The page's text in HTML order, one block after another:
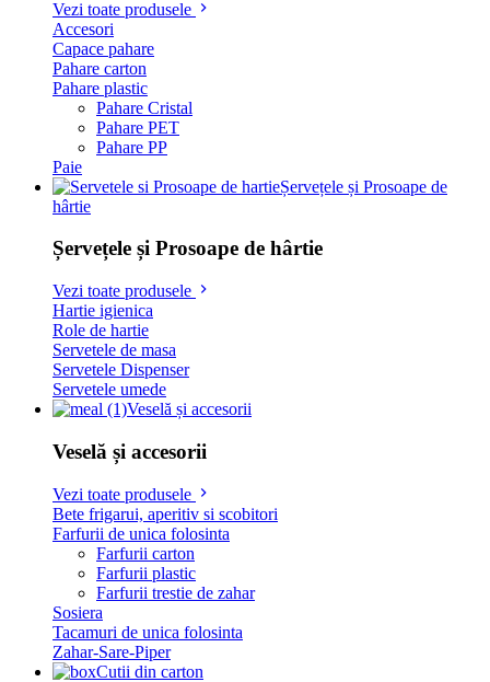
Vezi toate produsele
Accesori
Capace pahare
Pahare carton
Pahare plastic
Pahare Cristal
Pahare PET
Pahare PP
Paie
Șervețele și Prosoape de
hârtie
Șervețele și Prosoape de hârtie
Vezi toate produsele
Hartie igienica
Role de hartie
Servetele de masa
Servetele Dispenser
Servetele umede
Veselă și accesorii
Veselă și accesorii
Vezi toate produsele
Bete frigarui, aperitiv si scobitori
Farfurii de unica folosinta
Farfurii carton
Farfurii plastic
Farfurii trestie de zahar
Sosiera
Tacamuri de unica folosinta
Zahar-Sare-Piper
Cutii din carton